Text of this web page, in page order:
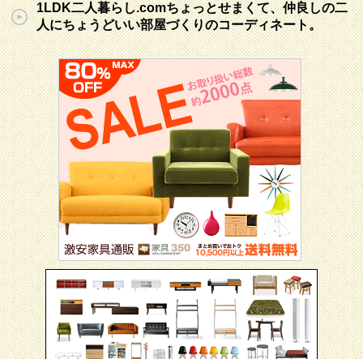
1LDK二人暮らし.comちょっとせまくて、仲良しの二
人にちょうどいい部屋づくりのコーディネート。